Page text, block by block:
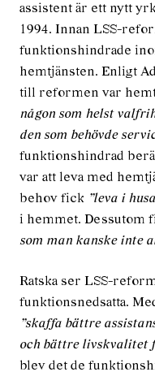
assistent är ett nytt
1994. Innan LSS-
funktionshindrade
hemtjänsten. Enligt
till reformen var
någon som helst
den som behövde
funktionshindrad
var att leva med
behov fick ”leva i
i hemmet. Dessutom
som man kanske inte
Ratska ser LSS-
funktionsnedsatta.
”skaffa bättre
och bättre livskvalitet
blev det de